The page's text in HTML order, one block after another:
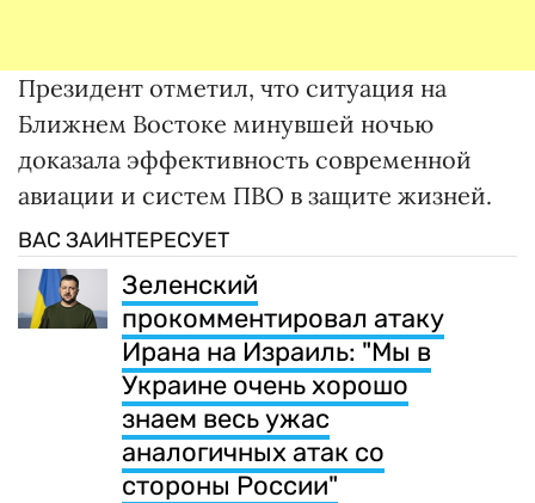
Президент отметил, что ситуация на
Ближнем Востоке минувшей ночью
доказала эффективность современной
авиации и систем ПВО в защите жизней.
ВАС ЗАИНТЕРЕСУЕТ
Зеленский
прокомментировал атаку
Ирана на Израиль: "Мы в
Украине очень хорошо
знаем весь ужас
аналогичных атак со
стороны России"